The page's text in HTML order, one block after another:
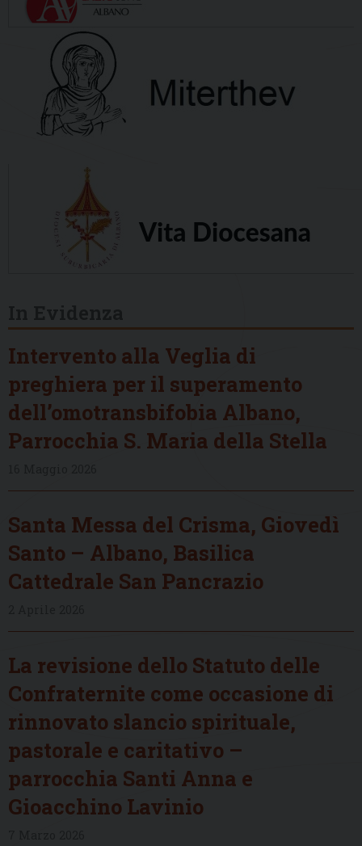
Intervento alla Veglia di
preghiera per il superamento
dell’omotransbifobia Albano,
Parrocchia S. Maria della Stella
Santa Messa del Crisma, Giovedì
Santo – Albano, Basilica
Cattedrale San Pancrazio
La revisione dello Statuto delle
Confraternite come occasione di
rinnovato slancio spirituale,
pastorale e caritativo –
parrocchia Santi Anna e
Gioacchino Lavinio